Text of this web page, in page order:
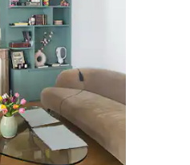
počet hodnotení: 43